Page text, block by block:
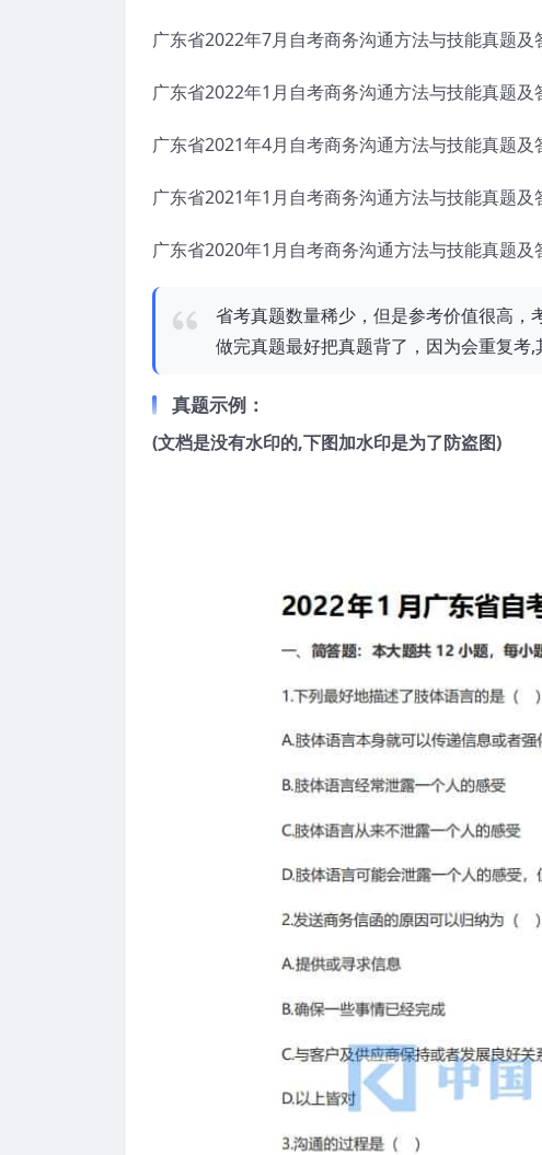
广东省2022年7月自考商务沟通方法与技能真题及
广东省2022年1月自考商务沟通方法与技能真题及
广东省2021年4月自考商务沟通方法与技能真题及
广东省2021年1月自考商务沟通方法与技能真题及
广东省2020年1月自考商务沟通方法与技能真题及
省考真题数量稀少，但是参考价值很高，
做完真题最好把真题背了，因为会重复考
真题示例：
(文档是没有水印的,下图加水印是为了防盗图)